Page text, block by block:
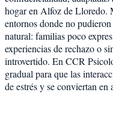
hogar en Alfoz de Lloredo.
entornos donde no
natural: familias poco
experiencias de rechazo o
introvertido. En CCR
gradual para que las
de estrés y se conviertan